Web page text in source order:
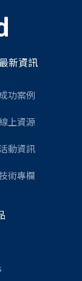
最新資訊
成功案例
上資源
動資訊
技術專欄